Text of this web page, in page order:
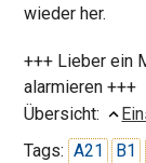
wieder her.
+++ Lieber ein
alarmieren +++
Übersicht:
Tags: A21 B1